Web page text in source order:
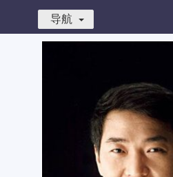
导航